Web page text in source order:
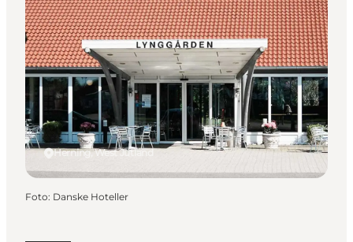
Herning, West Jutland
Foto: Danske Hoteller